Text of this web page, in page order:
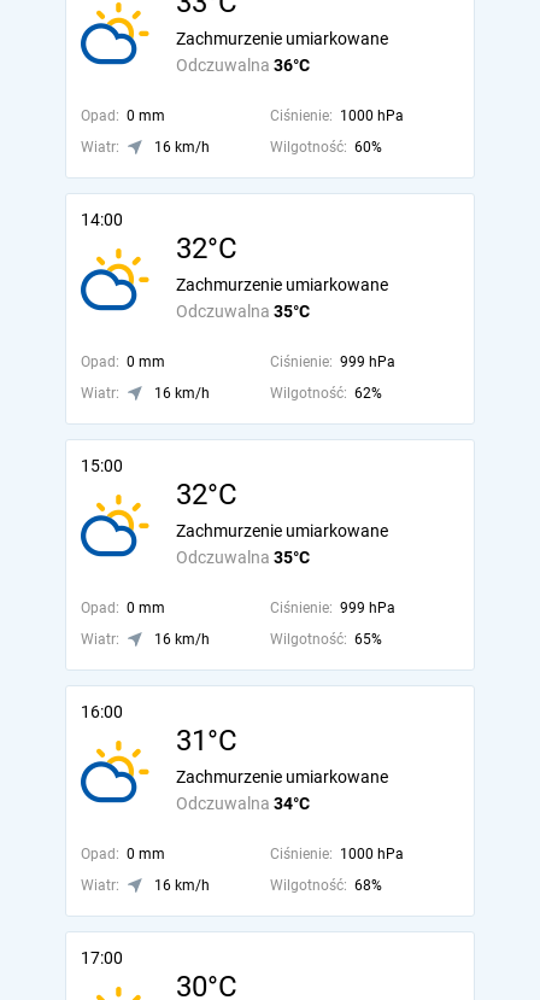
Odczuwalna 36°C
Zachmurzenie umiarkowane
Opad: 0 mm Ciśnienie: 1000 hPa
Wiatr:
16 km/h Wilgotność: 60%
14:00
32°C
Odczuwalna 35°C
Zachmurzenie umiarkowane
Opad: 0 mm Ciśnienie: 999 hPa
Wiatr:
16 km/h Wilgotność: 62%
15:00
32°C
Odczuwalna 35°C
Zachmurzenie umiarkowane
Opad: 0 mm Ciśnienie: 999 hPa
Wiatr:
16 km/h Wilgotność: 65%
16:00
31°C
Odczuwalna 34°C
Zachmurzenie umiarkowane
Opad: 0 mm Ciśnienie: 1000 hPa
Wiatr:
16 km/h Wilgotność: 68%
17:00
30°C